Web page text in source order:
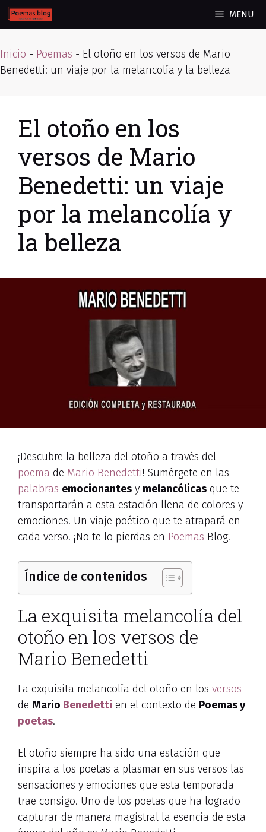
Skip
to
MENU
Inicio - Poemas - El otoño en los versos de Mario
Benedetti: un viaje por la melancolía y la belleza
El otoño en los
versos de Mario
Benedetti: un viaje
por la melancolía y
la belleza
¡Descubre la belleza del otoño a través del
poema de Mario Benedetti! Sumérgete en las
palabras emocionantes y melancólicas que te
transportarán a esta estación llena de colores y
emociones. Un viaje poético que te atrapará en
cada verso. ¡No te lo pierdas en Poemas Blog!
Índice de contenidos
La exquisita melancolía del
otoño en los versos de
Mario Benedetti
La exquisita melancolía del otoño en los versos
de Mario Benedetti en el contexto de Poemas y
poetas.
El otoño siempre ha sido una estación que
inspira a los poetas a plasmar en sus versos las
sensaciones y emociones que esta temporada
trae consigo. Uno de los poetas que ha logrado
capturar de manera magistral la esencia de esta